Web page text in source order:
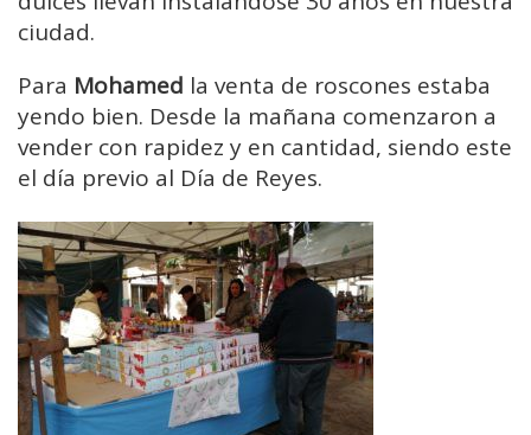
ciudad.
Para Mohamed la venta de roscones estaba
yendo bien. Desde la mañana comenzaron a
vender con rapidez y en cantidad, siendo este
el día previo al Día de Reyes.